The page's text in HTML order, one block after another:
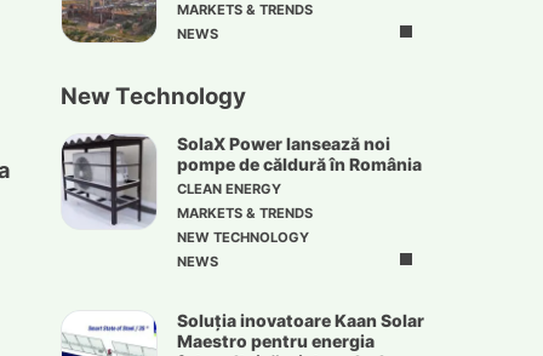
MARKETS & TRENDS
NEWS
New Technology
SolaX Power lansează noi
pompe de căldură în România
CLEAN ENERGY
MARKETS & TRENDS
NEW TECHNOLOGY
NEWS
Soluția inovatoare Kaan Solar
Maestro pentru energia